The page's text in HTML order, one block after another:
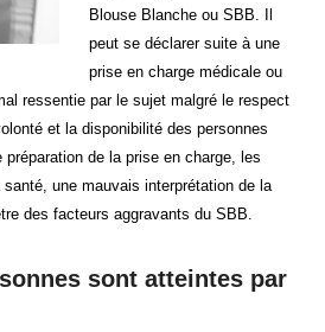
Blouse Blanche ou SBB. Il
peut se déclarer suite à une
prise en charge médicale ou
ressentie par le sujet malgré le respect
et la disponibilité des personnes
de la prise en charge, les
une mauvais interprétation de la
des facteurs aggravants du SBB.
sont atteintes par